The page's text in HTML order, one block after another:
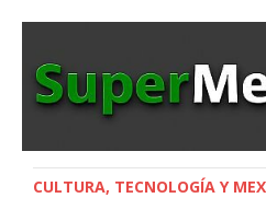
CULTURA, TECNOLOGÍA Y